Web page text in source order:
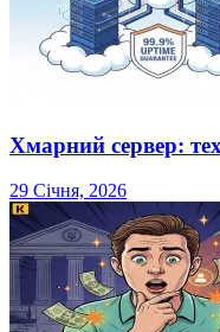
Хмарний сервер:
29 Січня, 2026